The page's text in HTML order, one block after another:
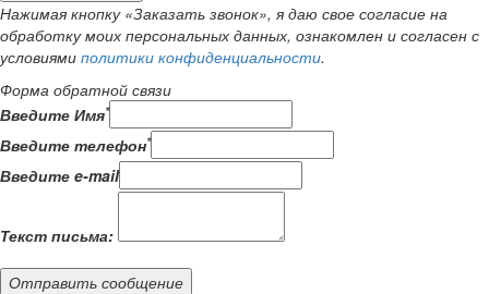
Нажимая кнопку «Заказать звонок», я даю свое согласие на
обработку моих персональных данных, ознакомлен и согласен с
условиями политики конфиденциальности.
Форма обратной связи
Введите Имя*
Введите телефон*
Введите e-mail
Текст письма:
Отправить сообщение